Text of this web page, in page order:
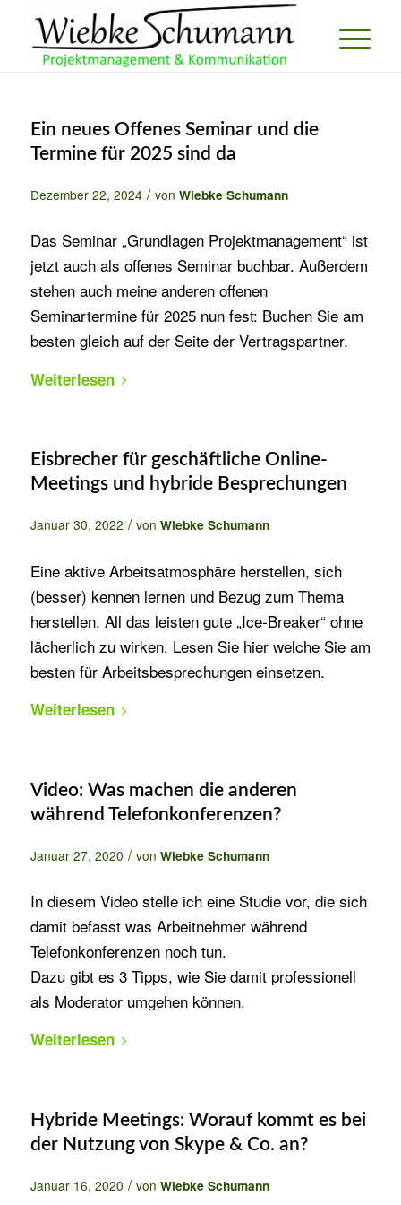
Ein neues Offenes Seminar und die
Termine für 2025 sind da
Dezember 22, 2024 / von Wiebke Schumann
Das Seminar „Grundlagen Projektmanagement“ ist
jetzt auch als offenes Seminar buchbar. Außerdem
stehen auch meine anderen offenen
Seminartermine für 2025 nun fest: Buchen Sie am
besten gleich auf der Seite der Vertragspartner.
Weiterlesen
Eisbrecher für geschäftliche Online-
Meetings und hybride Besprechungen
Januar 30, 2022 / von Wiebke Schumann
Eine aktive Arbeitsatmosphäre herstellen, sich
(besser) kennen lernen und Bezug zum Thema
herstellen. All das leisten gute „Ice-Breaker“ ohne
lächerlich zu wirken. Lesen Sie hier welche Sie am
besten für Arbeitsbesprechungen einsetzen.
Weiterlesen
Video: Was machen die anderen
während Telefonkonferenzen?
Januar 27, 2020 / von Wiebke Schumann
In diesem Video stelle ich eine Studie vor, die sich
damit befasst was Arbeitnehmer während
Telefonkonferenzen noch tun.
Dazu gibt es 3 Tipps, wie Sie damit professionell
als Moderator umgehen können.
Weiterlesen
Hybride Meetings: Worauf kommt es bei
der Nutzung von Skype & Co. an?
Januar 16, 2020 / von Wiebke Schumann